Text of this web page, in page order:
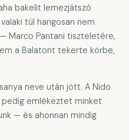
bakelit lemezjátszó
túl hangosan nem
Marco Pantani tiszteletére,
a Balatont tekerte körbe,
neve után jött. A Nido
pedig emlékeztet minket
— és ahonnan mindig